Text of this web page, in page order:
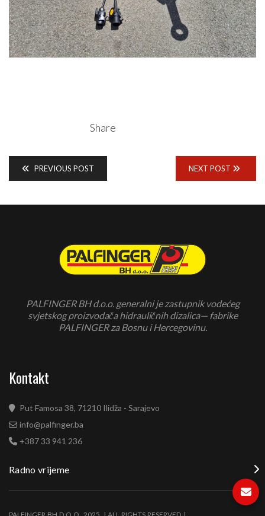
Share
PREVIOUS POST NEXT POST
PALFINGER BH d.o.o. generalni je zastupnik vodećeg
svjetskog proizvodača hidrauličnih dizalica— fabrike
PALFINGER za Bosnu i Hercegovinu.
Kontakt
Put Famosa 38, 71210 Ilidža - Sarajevo
info@palfinger.ba
+387 33 941 236
Radno vrijeme